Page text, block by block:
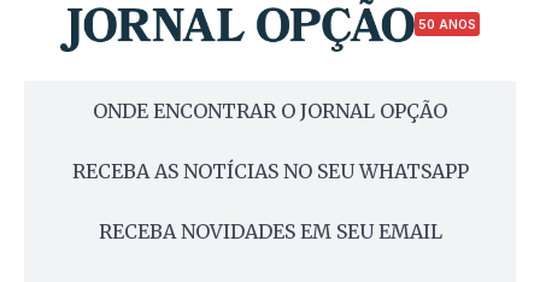
50 ANOS
ONDE ENCONTRAR O JORNAL OPÇÃO
RECEBA AS NOTÍCIAS NO SEU WHATSAPP
RECEBA NOVIDADES EM SEU EMAIL